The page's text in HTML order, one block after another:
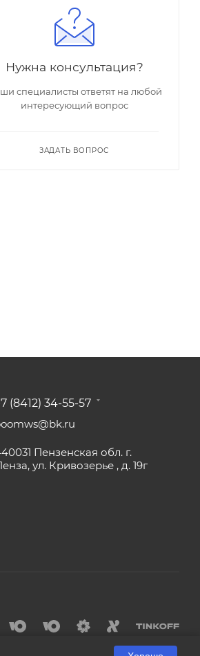
Нужна консультация?
специалисты ответят на любой
интересующий вопрос
ЗАДАТЬ ВОПРОС
(8412) 34-55-57
Пензенская обл. г.
ул. Кривозерье , д. 19г